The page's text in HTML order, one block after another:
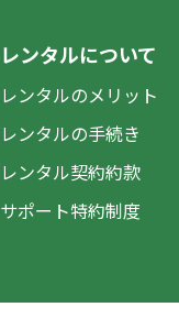
レンタルについて
レンタルのメリット
レンタルの手続き
レンタル契約約款
サポート特約制度